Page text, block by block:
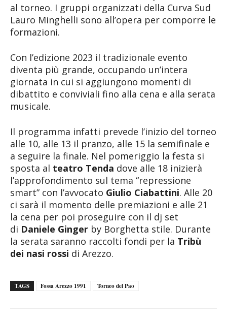
al torneo. I gruppi organizzati della Curva Sud
Lauro Minghelli sono all’opera per comporre le
formazioni.
Con l’edizione 2023 il tradizionale evento
diventa più grande, occupando un’intera
giornata in cui si aggiungono momenti di
dibattito e conviviali fino alla cena e alla serata
musicale.
Il programma infatti prevede l’inizio del torneo
alle 10, alle 13 il pranzo, alle 15 la semifinale e
a seguire la finale. Nel pomeriggio la festa si
sposta al teatro Tenda dove alle 18 inizierà
l’approfondimento sul tema “repressione
smart” con l’avvocato Giulio Ciabattini. Alle 20
ci sarà il momento delle premiazioni e alle 21
la cena per poi proseguire con il dj set
di Daniele Ginger by Borghetta stile. Durante
la serata saranno raccolti fondi per la Tribù
dei nasi rossi di Arezzo.
TAGS Fossa Arezzo 1991 Torneo del Pao